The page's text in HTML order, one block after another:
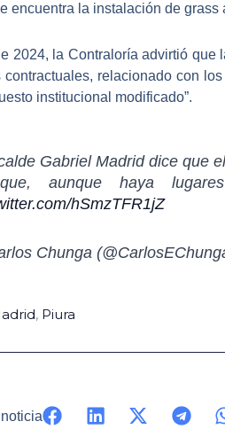
encuentra la instalación de
2024, la Contraloría advirtió
contractuales, relacionado con
institucional modificado”.
Gabriel Madrid dice que
aunque haya
hSmzTFR1jZ
Chunga
, Piura